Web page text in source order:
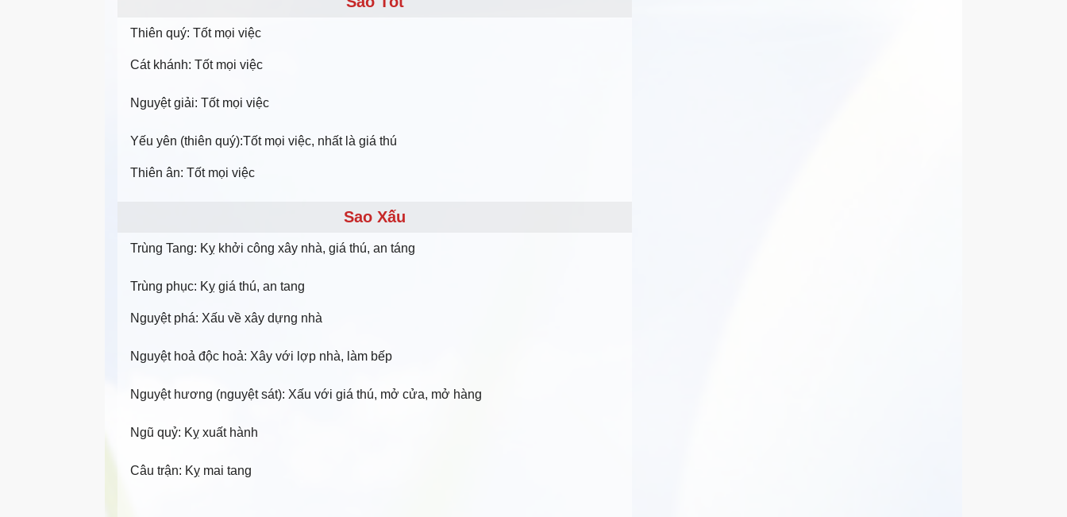
Thiên quý: Tốt mọi việc
Cát khánh: Tốt mọi việc
Nguyệt giải: Tốt mọi việc
Yếu yên (thiên quý):Tốt mọi việc, nhất là giá thú
Thiên ân: Tốt mọi việc
Sao Xấu
Trùng Tang: Kỵ khởi công xây nhà, giá thú, an táng
Trùng phục: Kỵ giá thú, an tang
Nguyệt phá: Xấu về xây dựng nhà
Nguyệt hoả độc hoả: Xây với lợp nhà, làm bếp
Nguyệt hương (nguyệt sát): Xấu với giá thú, mở cửa, mở hàng
Ngũ quỷ: Kỵ xuất hành
Câu trận: Kỵ mai tang